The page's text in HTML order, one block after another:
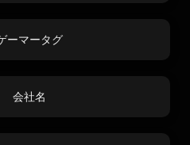
ーマータグ
会社名